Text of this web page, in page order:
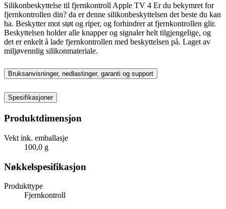
Silikonbeskyttelse til fjernkontroll Apple TV 4 Er du bekymret for
fjernkontrollen din? da er denne silikonbeskyttelsen det beste du kan
ha. Beskytter mot støt og riper, og forhindrer at fjernkontrollen glir.
Beskyttelsen holder alle knapper og signaler helt tilgjengelige, og
det er enkelt å lade fjernkontrollen med beskyttelsen på. Laget av
miljøvennlig silikonmateriale.
Bruksanvisninger, nedlastinger, garanti og support
Spesifikasjoner
Produktdimensjon
Vekt ink. emballasje
100,0 g
Nøkkelspesifikasjon
Produkttype
Fjernkontroll